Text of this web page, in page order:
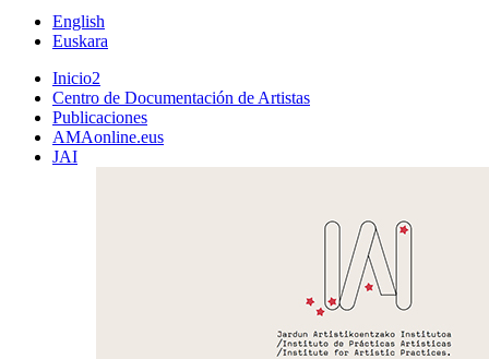
English
Euskara
Inicio2
Centro de Documentación de Artistas
Publicaciones
AMAonline.eus
JAI